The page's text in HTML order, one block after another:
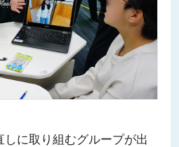
に取り組むグループが出